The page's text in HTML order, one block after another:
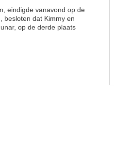
eindigde vanavond op de
besloten dat Kimmy en
op de derde plaats